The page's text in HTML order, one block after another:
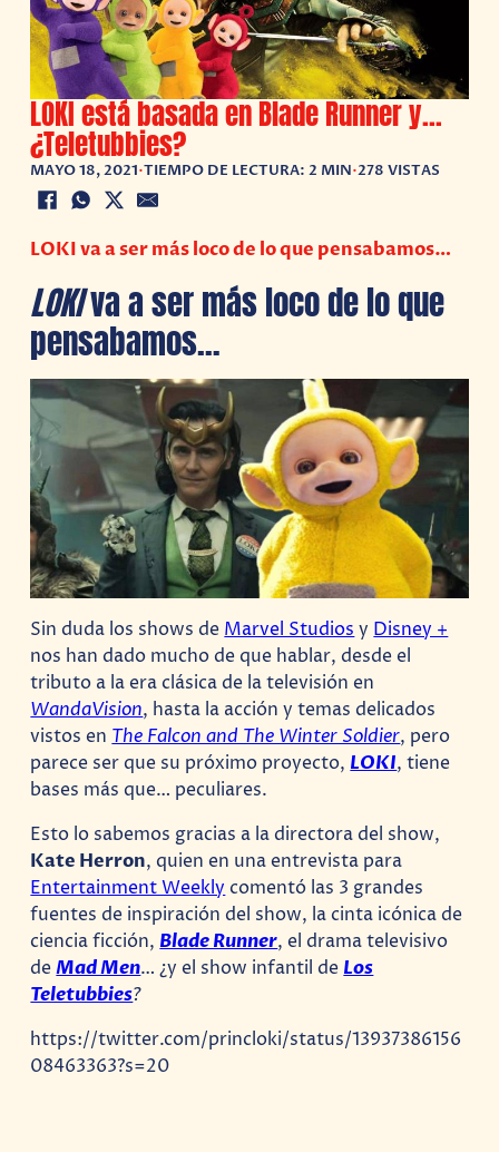
LOKI está basada en Blade Runner y…
¿Teletubbies?
MAYO 18, 2021•TIEMPO DE LECTURA: 2 MIN•278 VISTAS
LOKI va a ser más loco de lo que pensabamos…
LOKIva a ser más loco de lo que
pensabamos…
Sin duda los shows de Marvel Studios y Disney +
nos han dado mucho de que hablar, desde el
tributo a la era clásica de la televisión en
WandaVision, hasta la acción y temas delicados
vistos en The Falcon and The Winter Soldier, pero
parece ser que su próximo proyecto, LOKI, tiene
bases más que… peculiares.
Esto lo sabemos gracias a la directora del show,
Kate Herron, quien en una entrevista para
Entertainment Weekly comentó las 3 grandes
fuentes de inspiración del show, la cinta icónica de
ciencia ficción, Blade Runner, el drama televisivo
deMad Men… ¿y el show infantil de Los
Teletubbies?
https://twitter.com/princloki/status/13937386156
08463363?s=20